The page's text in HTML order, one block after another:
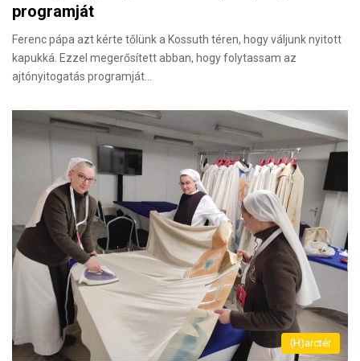
programját
Ferenc pápa azt kérte tőlünk a Kossuth téren, hogy váljunk nyitott
kapukká. Ezzel megerősített abban, hogy folytassam az
ajtónyitogatás programját…
(H)arctér